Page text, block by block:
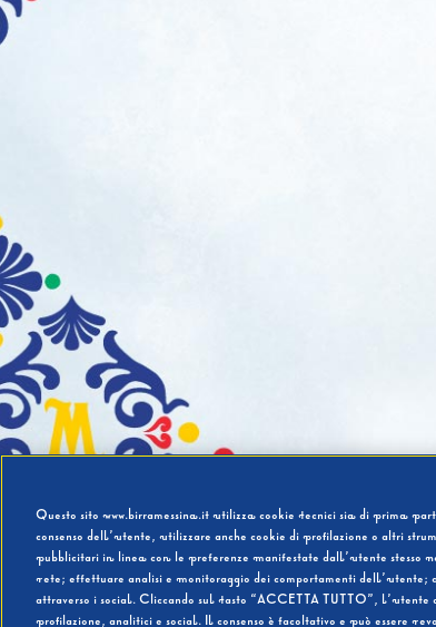
Questo sito www.birramessina.it utilizza cookie tecnici sia di prima
consenso dell’utente, utilizzare anche cookie di profilazione o altri
pubblicitari in linea con le preferenze manifestate dall’utente stesso
rete; effettuare analisi e monitoraggio dei comportamenti dell’utente;
attraverso i social. Cliccando sul tasto “ACCETTA TUTTO”,
profilazione, analitici e social. Il consenso è facoltativo e può essere